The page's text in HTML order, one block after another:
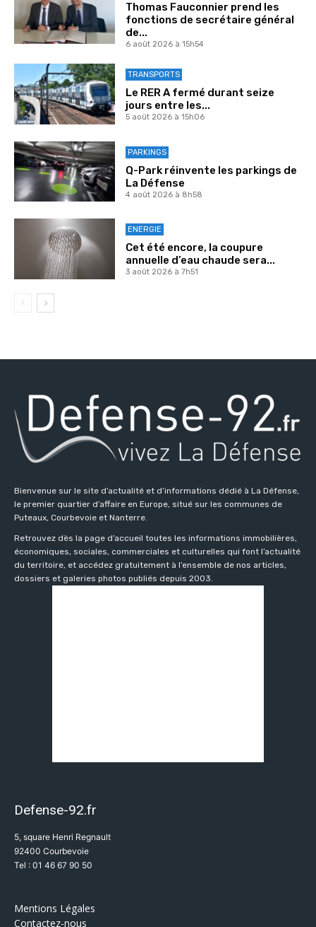
Thomas Fauconnier prend les
fonctions de secrétaire général
de...
6 août 2026 à 15h54
TRANSPORTS
Le RER A fermé durant seize
jours entre les...
5 août 2026 à 15h06
PARKINGS
Q-Park réinvente les parkings de
La Défense
4 août 2026 à 8h58
ENERGIE
Cet été encore, la coupure
annuelle d’eau chaude sera...
3 août 2026 à 7h51
Bienvenue sur le site d’actualité et d’informations dédié à La Défense,
le premier quartier d’affaire en Europe, situé sur les communes de
Puteaux, Courbevoie et Nanterre.
Retrouvez dès la page d’accueil toutes les informations immobilières,
économiques, sociales, commerciales et culturelles qui font l’actualité
du territoire, et accédez gratuitement à l’ensemble de nos articles,
dossiers et galeries photos publiés depuis 2003.
Defense-92.fr
5, square Henri Regnault
92400 Courbevoie
Tel : 01 46 67 90 50
Mentions Légales
Contactez-nous